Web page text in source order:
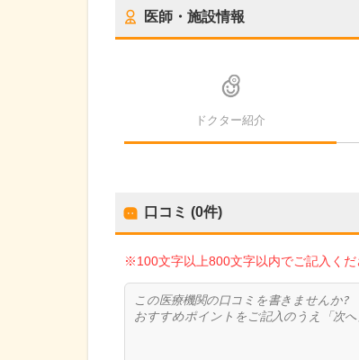
医師・施設情報
ドクター紹介
口コミ (0件)
※100文字以上800文字以内でご記入くだ